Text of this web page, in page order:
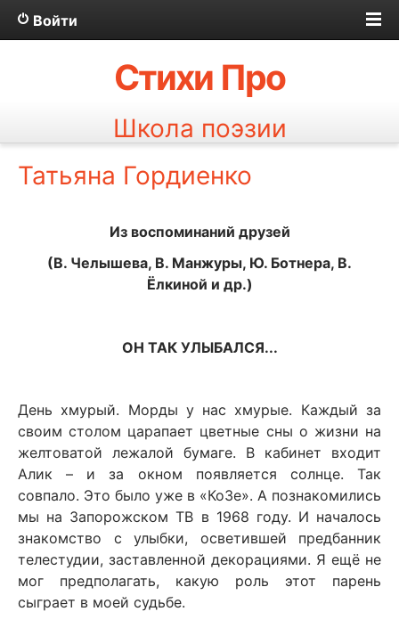
Войти
Стихи Про
Школа поэзии
Татьяна Гордиенко
Из воспоминаний друзей
(В. Челышева, В. Манжуры, Ю. Ботнера, В.
Ёлкиной и др.)
ОН ТАК УЛЫБАЛСЯ...
День хмурый. Морды у нас хмурые. Каждый за
своим столом царапает цветные сны о жизни на
желтоватой лежалой бумаге. В кабинет входит
Алик – и за окном появляется солнце. Так
совпало. Это было уже в «КоЗе». А познакомились
мы на Запорожском ТВ в 1968 году. И началось
знакомство с улыбки, осветившей предбанник
телестудии, заставленной декорациями. Я ещё не
мог предполагать, какую роль этот парень
сыграет в моей судьбе.